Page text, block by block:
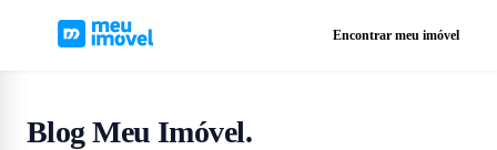
Encontrar meu imóvel
Blog Meu Imóvel.